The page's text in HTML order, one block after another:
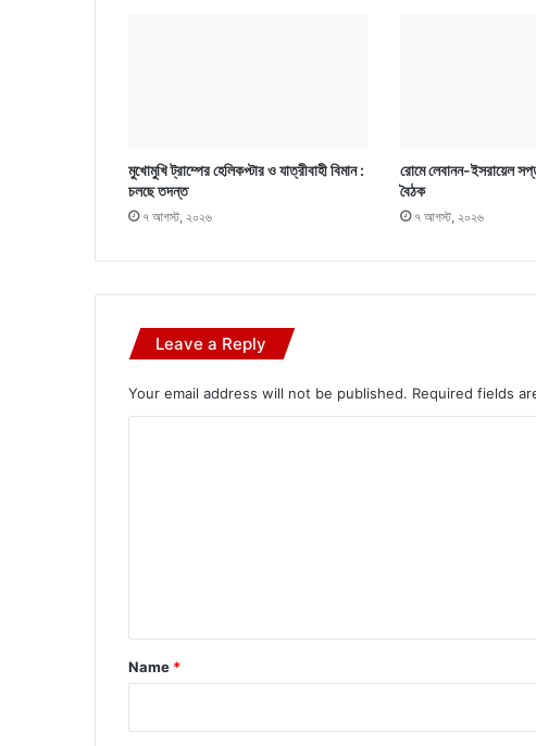
মুখোমুখি ট্রাম্পের হেলিকপ্টার ও যাত্রীবাহী বিমান :
চলছে তদন্ত
৭ আগস্ট, ২০২৬
রোমে লেবানন-ইসরায়েল
বৈঠক
৭ আগস্ট, ২০২৬
Leave a Reply
Your email address will not be published. Required fields
*
Name *